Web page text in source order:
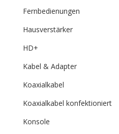
Fernbedienungen
Hausverstärker
HD+
Kabel & Adapter
Koaxialkabel
Koaxialkabel konfektioniert
Konsole